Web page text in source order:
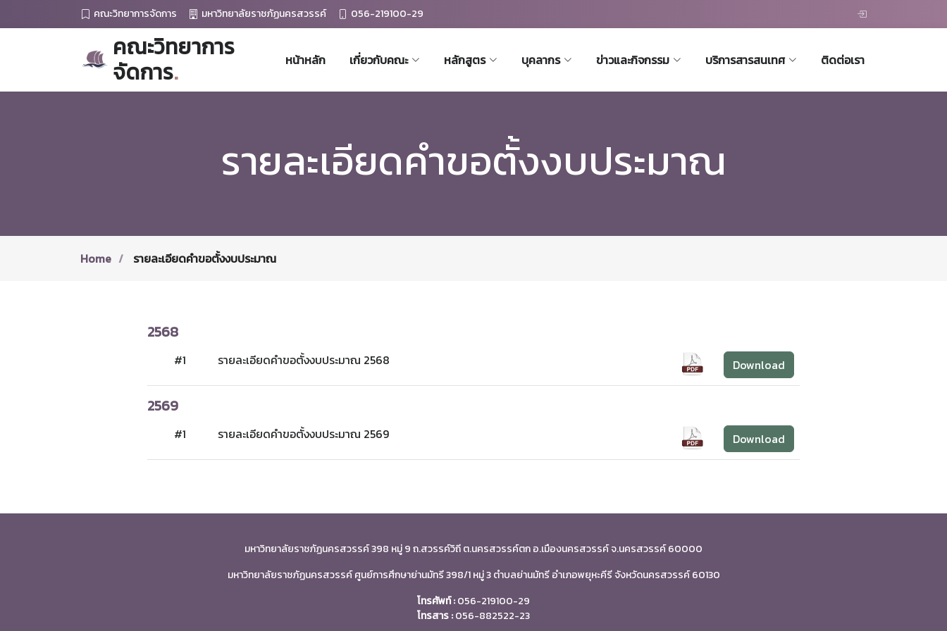
คณะวิทยาการจัดการ มหาวิทยาลัยราชภัฏนครสวรรค์ 056-219100-29
คณะวิทยาการ
จัดการ. หน้าหลัก เกี่ยวกับคณะ หลักสูตร บุคลากร ข่าวและกิจกรรม บริการสารสนเทศ ติดต่อเรา
รายละเอียดคำขอตั้งงบประมาณ
Home รายละเอียดคำขอตั้งงบประมาณ
2568
#1 รายละเอียดคำขอตั้งงบประมาณ 2568 Download
2569
#1 รายละเอียดคำขอตั้งงบประมาณ 2569 Download
มหาวิทยาลัยราชภัฏนครสวรรค์ 398 หมู่ 9 ถ.สวรรค์วิถี ต.นครสวรรค์ตก อ.เมืองนครสวรรค์ จ.นครสวรรค์ 60000
มหาวิทยาลัยราชภัฏนครสวรรค์ ศูนย์การศึกษาย่านมัทรี 398/1 หมู่ 3 ตำบลย่านมัทรี อำเภอพยุหะคีรี จังหวัดนครสวรรค์ 60130
โทรศัพท์ :056-219100-29
โทรสาร :056-882522-23